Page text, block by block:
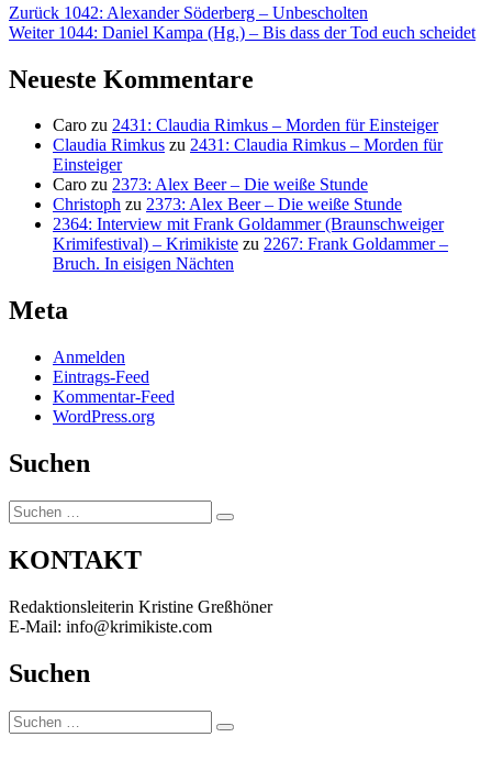
Beitragsnavigation
Zurück Vorheriger
Beitrag:
1042: Alexander Söderberg – Unbescholten
Weiter Nächster
1044: Daniel Kampa (Hg.) – Bis dass der Tod euch scheidet
Neueste Kommentare
Caro zu 2431: Claudia Rimkus – Morden für Einsteiger
Claudia Rimkus zu 2431: Claudia Rimkus – Morden für
Einsteiger
Caro zu 2373: Alex Beer – Die weiße Stunde
Christoph zu 2373: Alex Beer – Die weiße Stunde
2364: Interview mit Frank Goldammer (Braunschweiger
Krimifestival) – Krimikiste zu 2267: Frank Goldammer –
Bruch. In eisigen Nächten
Meta
Anmelden
Eintrags-Feed
Kommentar-Feed
WordPress.org
Suchen
Suchen
nach:
Suchen
KONTAKT
Redaktionsleiterin Kristine Greßhöner
E-Mail: info@krimikiste.com
Suchen
Suchen
nach:
Suchen